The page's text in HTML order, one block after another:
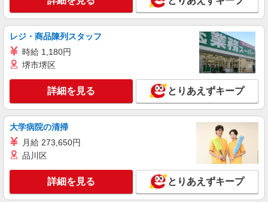
レジ・商品陳列スタッフ
時給 1,180円
堺市堺区
詳細を見る とりあえずキープ
大学病院の清掃
月給 273,650円
品川区
詳細を見る とりあえずキープ